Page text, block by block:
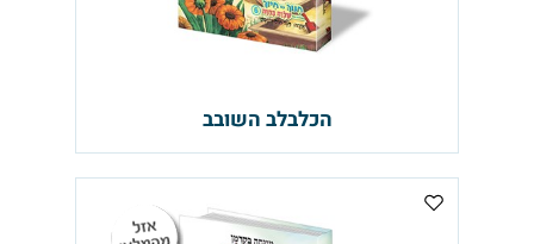
הכלבלב השובב